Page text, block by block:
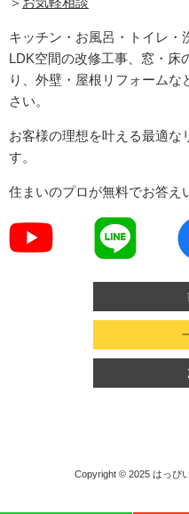
キッチン・お風呂・トイレ・
LDK空間の改修工事、窓・床
り、外壁・屋根リフォーム
さい。
お客様の理想を叶える最適な
す。
住まいのプロが無料でお答え
Copyright © 2025 はっぴ